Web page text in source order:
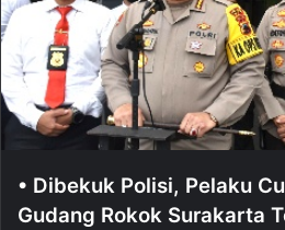
l
• Dibekuk Polisi, Pelaku
Gudang Rokok Surakarta